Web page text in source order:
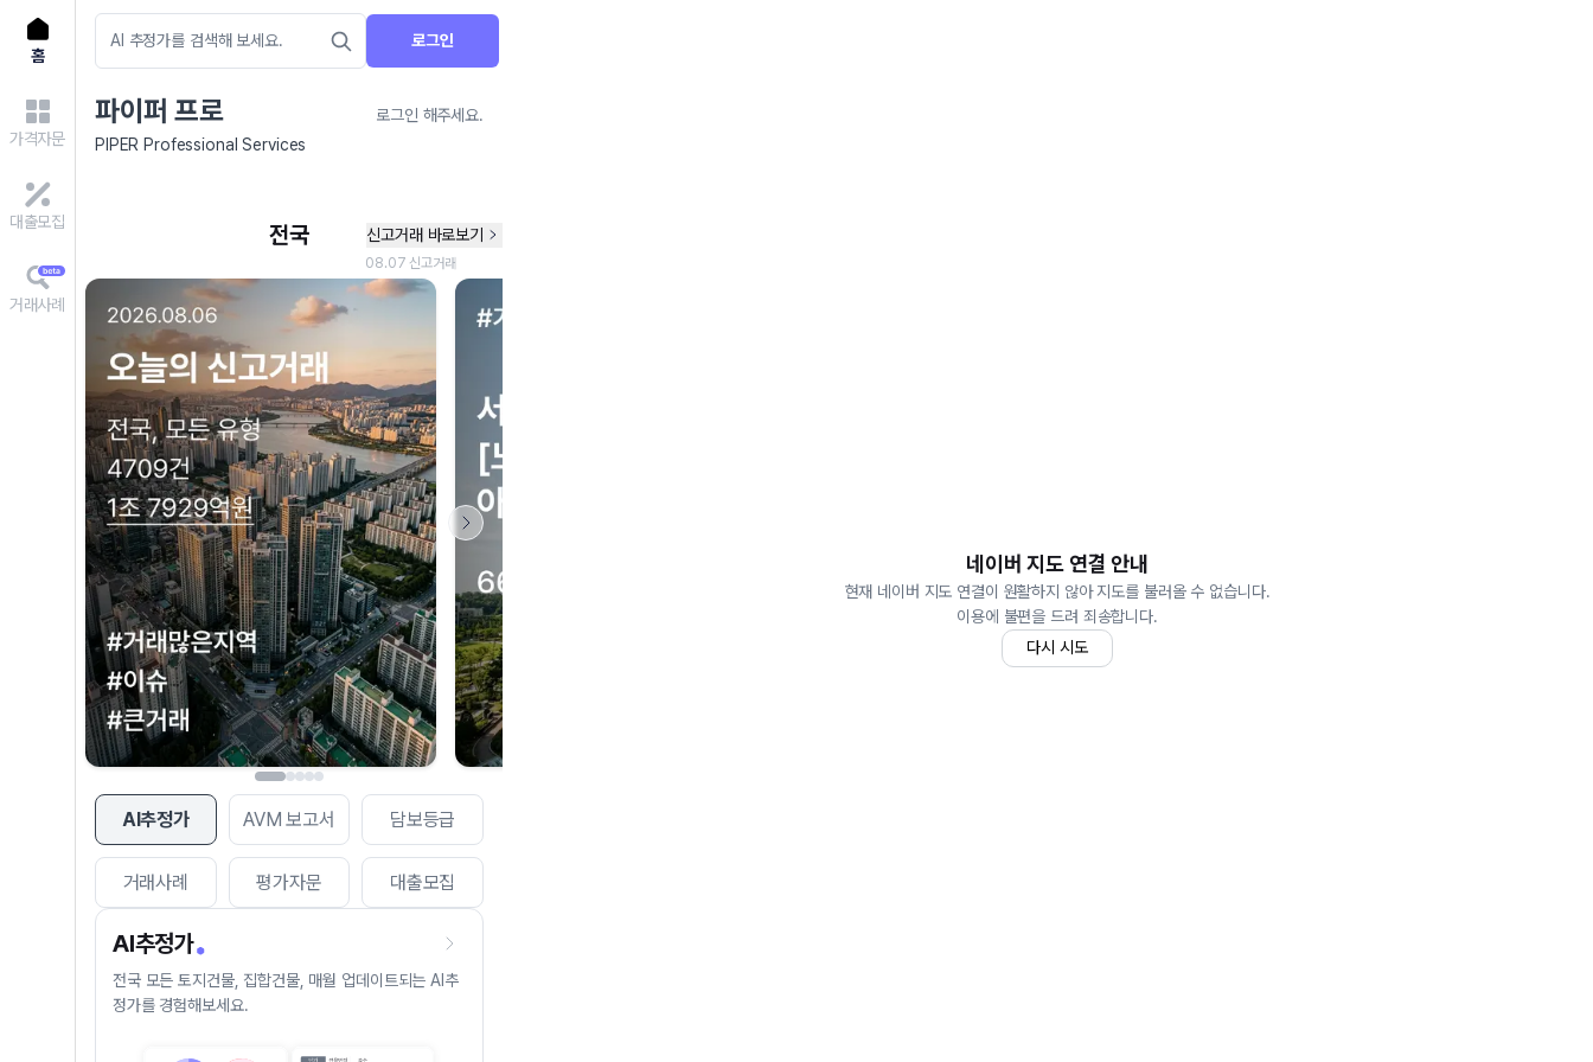
홈
가격자문
대출모집
거래사례
로그인
파이퍼 프로
로그인 해주세요.
PIPER Professional Services
AI추정가 AVM 보고서 담보등급
거래사례 평가자문 대출모집
AI추정가
전국 모든 토지건물, 집합건물, 매월 업데이트되는 AI추
정가를 경험해보세요.
네이버 지도 연결 안내
현재 네이버 지도 연결이 원활하지 않아 지도를 불러올 수 없습니다.
이용에 불편을 드려 죄송합니다.
다시 시도